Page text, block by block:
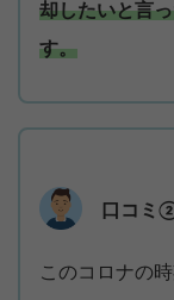
却したいと言
す。
口コミ
このコロナの